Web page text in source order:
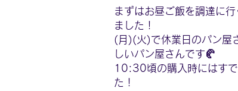
まずはお昼ご飯を調達に
ました！
(月)(火)で休業日のパン屋
しいパン屋さんです🥐
10:30頃の購入時にはす
た！